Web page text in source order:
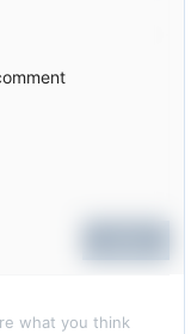
what you think